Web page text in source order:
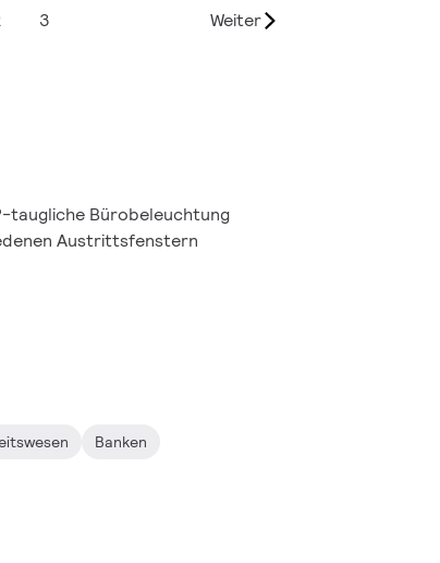
3 Weiter
taugliche Bürobeleuchtung
Austrittsfenstern
Banken